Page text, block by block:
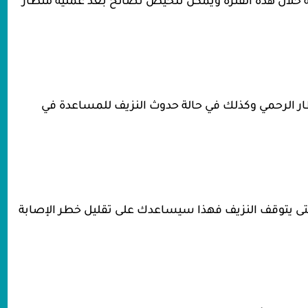
الرحمي وكذلك في حالة حدوث النزيف للمساعدة في
حتى يتوقف النزيف فهذا سيساعدك على تقليل خطر الإصابة